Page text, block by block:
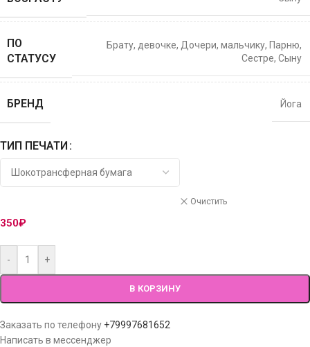
ПО
СТАТУСУ
Брату, девочке, Дочери, мальчику, Парню,
Сестре, Сыну
БРЕНД Йога
ТИП ПЕЧАТИ
Очистить
350₽
- +
В КОРЗИНУ
Заказать по телефону +79997681652
Написать в мессенджер